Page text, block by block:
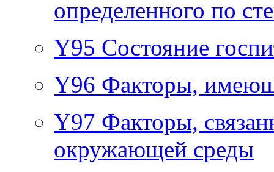
определенного по
Y95 Состояние
Y96 Факторы,
Y97 Факторы,
окружающей среды